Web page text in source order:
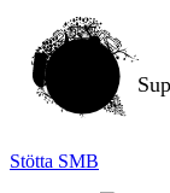
Stötta SMB